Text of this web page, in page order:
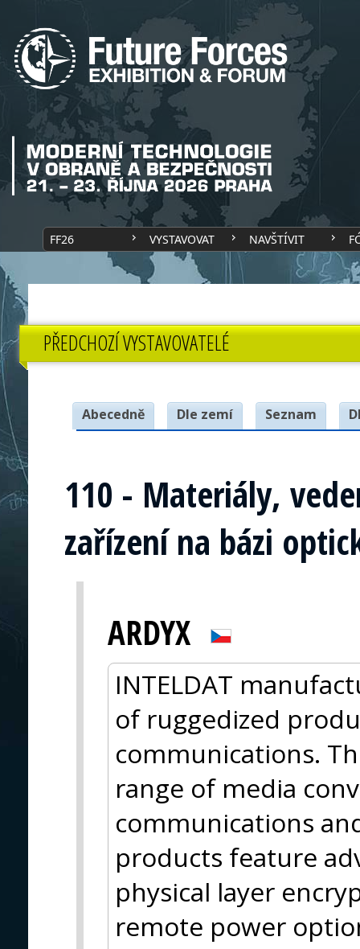
FF26 VYSTAVOVAT NAVŠTÍVIT
PŘEDCHOZÍ VYSTAVOVATELÉ
Abecedně Dle zemí Seznam
110 - Materiály,
zařízení na bázi
ARDYX
INTELDAT
of ruggedized
communications.
range of media
communications
products feature
physical layer
remote power